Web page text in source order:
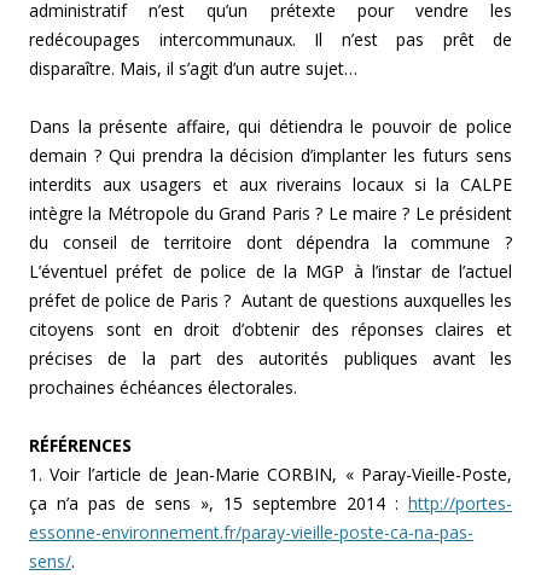
administratif n’est qu’un prétexte pour vendre les
redécoupages intercommunaux. Il n’est pas prêt de
disparaître. Mais, il s’agit d’un autre sujet…
Dans la présente affaire, qui détiendra le pouvoir de police
demain ? Qui prendra la décision d’implanter les futurs sens
interdits aux usagers et aux riverains locaux si la CALPE
intègre la Métropole du Grand Paris ? Le maire ? Le président
du conseil de territoire dont dépendra la commune ?
L’éventuel préfet de police de la MGP à l’instar de l’actuel
préfet de police de Paris ? Autant de questions auxquelles les
citoyens sont en droit d’obtenir des réponses claires et
précises de la part des autorités publiques avant les
prochaines échéances électorales.
RÉFÉRENCES
1. Voir l’article de Jean-Marie CORBIN, « Paray-Vieille-Poste,
ça n’a pas de sens », 15 septembre 2014 : http://portes-
essonne-environnement.fr/paray-vieille-poste-ca-na-pas-
sens/.